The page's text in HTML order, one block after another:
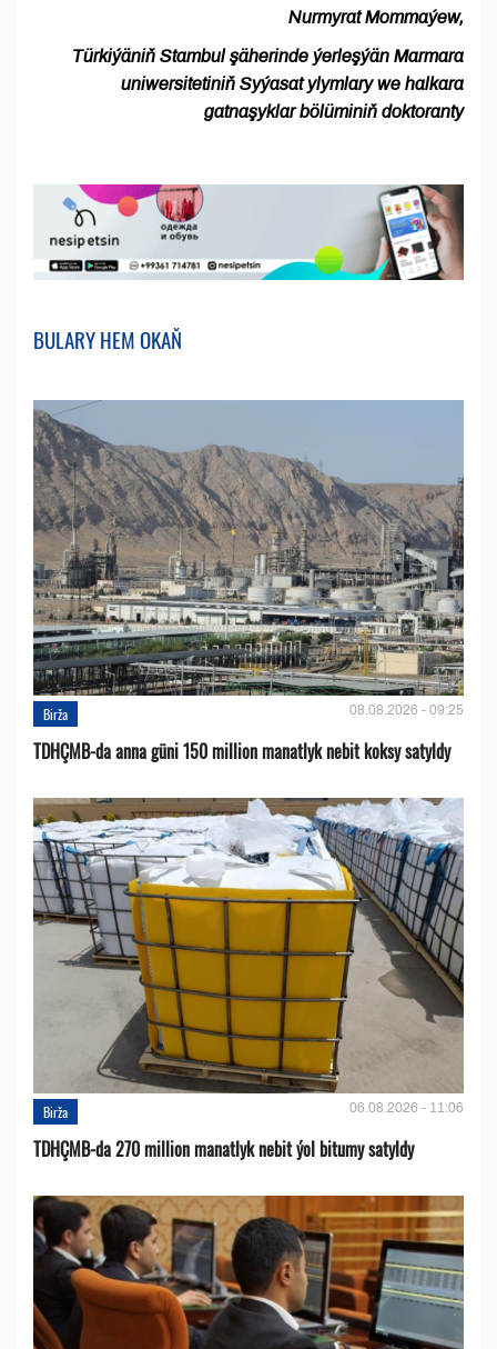
Nurmyrat Mommaýew,
Türkiýäniň Stambul şäherinde ýerleşýän Marmara
uniwersitetiniň Syýasat ylymlary we halkara
gatnaşyklar bölüminiň doktoranty
BULARY HEM OKAŇ
Birža 08.08.2026 - 09:25
TDHÇMB-da anna güni 150 million manatlyk nebit koksy satyldy
Birža 06.08.2026 - 11:06
TDHÇMB-da 270 million manatlyk nebit ýol bitumy satyldy